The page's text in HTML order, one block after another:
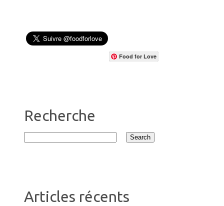
Food for Love
Recherche
Articles récents